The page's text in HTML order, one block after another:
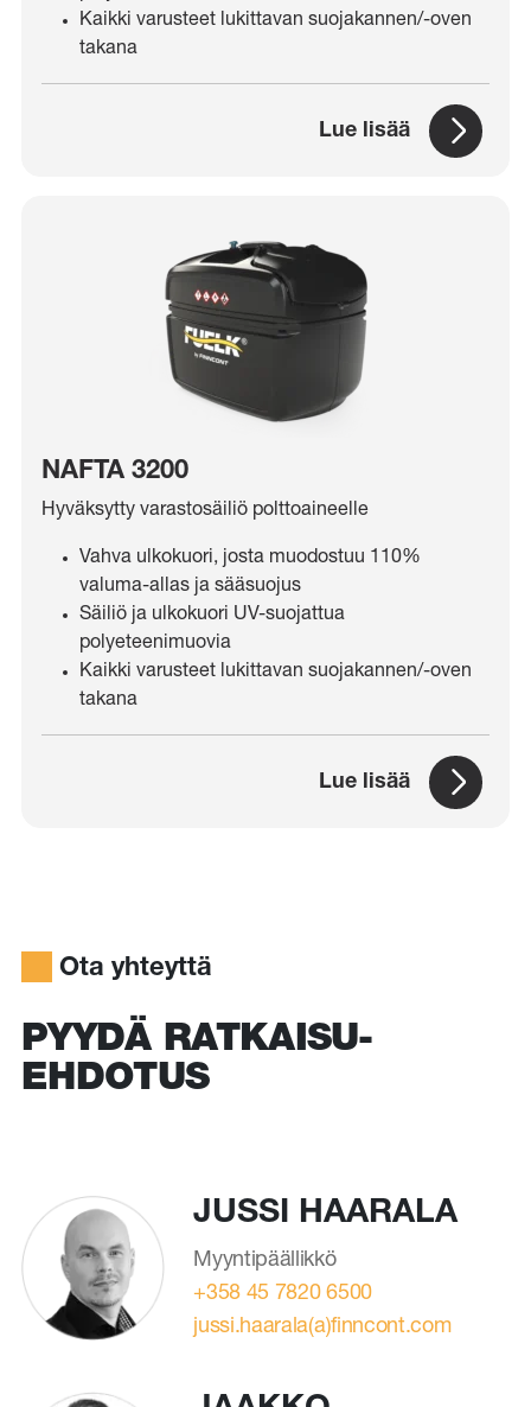
Kaikki varusteet lukittavan suojakannen/-oven
takana
Lue lisää
NAFTA 3200
Hyväksytty varastosäiliö polttoaineelle
Vahva ulkokuori, josta muodostuu 110%
valuma-allas ja sääsuojus
Säiliö ja ulkokuori UV-suojattua
polyeteenimuovia
Kaikki varusteet lukittavan suojakannen/-oven
takana
Lue lisää
Ota yhteyttä
PYYDÄ RATKAISU­
EHDOTUS
JUSSI HAARALA
Myyntipäällikkö
+358 45 7820 6500
jussi.haarala(a)finncont.com